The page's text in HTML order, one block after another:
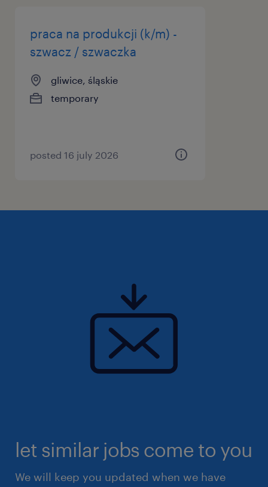
praca na produkcji (k/m) -
szwacz / szwaczka
gliwice, śląskie
temporary
posted 16 july 2026
let similar jobs come to you
We will keep you updated when we have